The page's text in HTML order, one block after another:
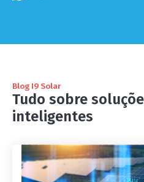
Blog I9 Solar
Tudo sobre
inteligentes